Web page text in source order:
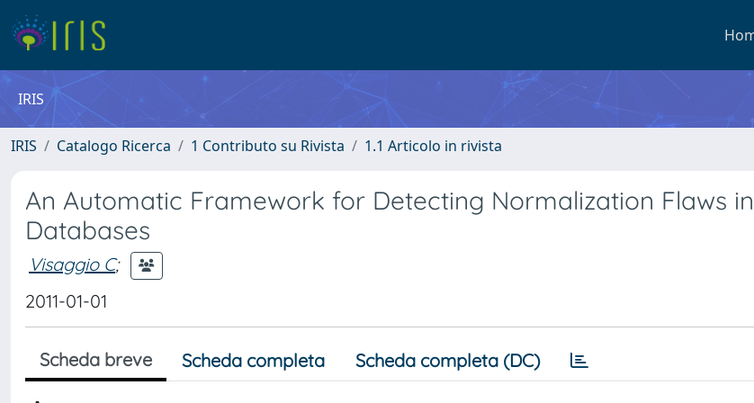
IRIS
IRIS Catalogo Ricerca 1 Contributo su Rivista 1.1 Articolo in rivista
An Automatic Framework for Detecting Normalization Flaws in
Databases
Visaggio C;
2011-01-01
Scheda breve Scheda completa Scheda completa (DC)